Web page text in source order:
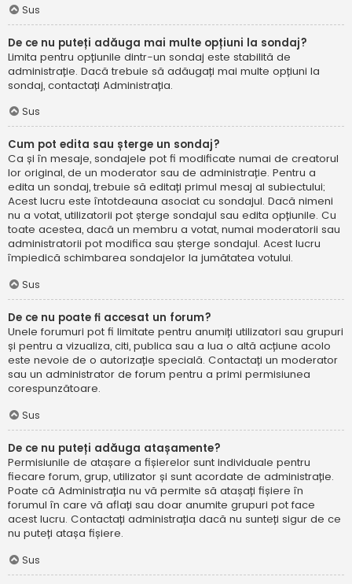
Sus
De ce nu puteți adăuga mai multe opțiuni la sondaj?
Limita pentru opțiunile dintr-un sondaj este stabilită de
administrație. Dacă trebuie să adăugați mai multe opțiuni la
sondaj, contactați Administrația.
Sus
Cum pot edita sau șterge un sondaj?
Ca și în mesaje, sondajele pot fi modificate numai de creatorul
lor original, de un moderator sau de administrație. Pentru a
edita un sondaj, trebuie să editați primul mesaj al subiectului;
Acest lucru este întotdeauna asociat cu sondajul. Dacă nimeni
nu a votat, utilizatorii pot șterge sondajul sau edita opțiunile. Cu
toate acestea, dacă un membru a votat, numai moderatorii sau
administratorii pot modifica sau șterge sondajul. Acest lucru
împiedică schimbarea sondajelor la jumătatea votului.
Sus
De ce nu poate fi accesat un forum?
Unele forumuri pot fi limitate pentru anumiți utilizatori sau grupuri
și pentru a vizualiza, citi, publica sau a lua o altă acțiune acolo
este nevoie de o autorizație specială. Contactați un moderator
sau un administrator de forum pentru a primi permisiunea
corespunzătoare.
Sus
De ce nu puteți adăuga atașamente?
Permisiunile de atașare a fișierelor sunt individuale pentru
fiecare forum, grup, utilizator și sunt acordate de administrație.
Poate că Administrația nu vă permite să atașați fișiere în
forumul în care vă aflați sau doar anumite grupuri pot face
acest lucru. Contactați administrația dacă nu sunteți sigur de ce
nu puteți atașa fișiere.
Sus